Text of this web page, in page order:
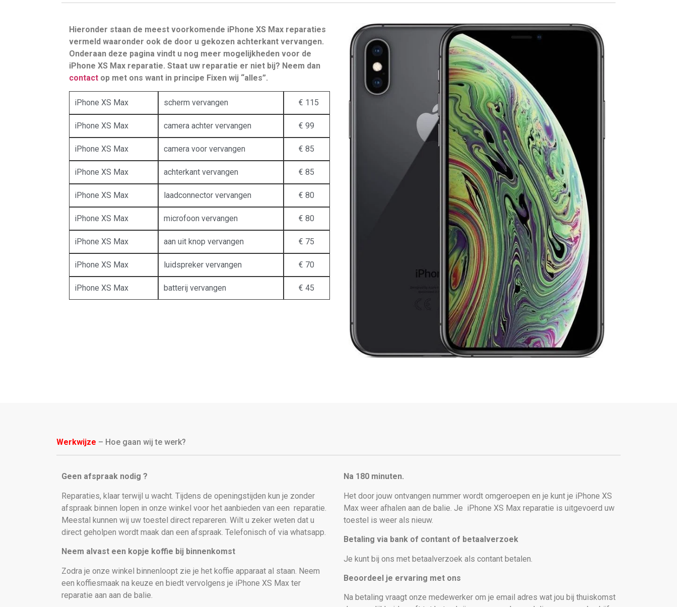
Hieronder staan de meest voorkomende iPhone XS Max reparaties
vermeld waaronder ook de door u gekozen achterkant vervangen.
Onderaan deze pagina vindt u nog meer mogelijkheden voor de
iPhone XS Max reparatie. Staat uw reparatie er niet bij? Neem dan
contact op met ons want in principe Fixen wij “alles”.
iPhone XS Max scherm vervangen € 115
iPhone XS Max camera achter vervangen € 99
iPhone XS Max camera voor vervangen € 85
iPhone XS Max achterkant vervangen € 85
iPhone XS Max laadconnector vervangen € 80
iPhone XS Max microfoon vervangen € 80
iPhone XS Max aan uit knop vervangen € 75
iPhone XS Max luidspreker vervangen € 70
iPhone XS Max batterij vervangen € 45
Werkwijze – Hoe gaan wij te werk?
Geen afspraak nodig ?
Reparaties, klaar terwijl u wacht. Tijdens de openingstijden kun je zonder
afspraak binnen lopen in onze winkel voor het aanbieden van een reparatie.
Meestal kunnen wij uw toestel direct repareren. Wilt u zeker weten dat u
direct geholpen wordt maak dan een afspraak. Telefonisch of via whatsapp.
Neem alvast een kopje koffie bij binnenkomst
Zodra je onze winkel binnenloopt zie je het koffie apparaat al staan. Neem
een koffiesmaak na keuze en biedt vervolgens je iPhone XS Max ter
reparatie aan aan de balie.
Na 180 minuten.
Het door jouw ontvangen nummer wordt omgeroepen en je kunt je iPhone XS
Max weer afhalen aan de balie. Je iPhone XS Max reparatie is uitgevoerd uw
toestel is weer als nieuw.
Betaling via bank of contant of betaalverzoek
Je kunt bij ons met betaalverzoek als contant betalen.
Beoordeel je ervaring met ons
Na betaling vraagt onze medewerker om je email adres wat jou bij thuiskomst